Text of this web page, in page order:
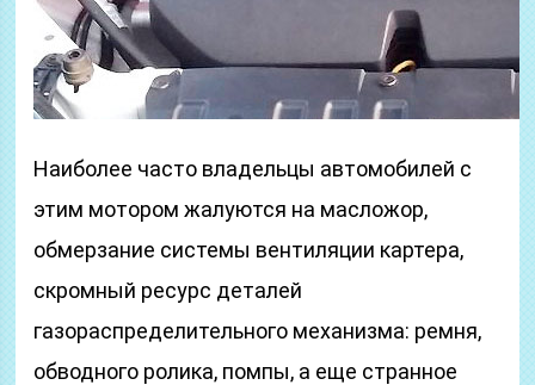
Наиболее часто владельцы автомобилей с
этим мотором жалуются на масложор,
обмерзание системы вентиляции картера,
скромный ресурс деталей
газораспределительного механизма: ремня,
обводного ролика, помпы, а еще странное